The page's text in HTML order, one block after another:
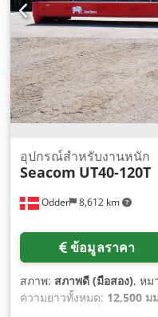
Odder 8,612 km
อุปกรณ์สำหรับงานหนัก
Seacom UT40-120T
ข้อมูลราคา
สภาพ: สภาพดี (มือสอง), หม
ความยาวทั้งหมด: 12,500 ม